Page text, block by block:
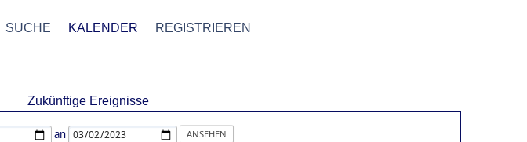
SUCHE KALENDER REGISTRIEREN
Zukünftige Ereignisse
an